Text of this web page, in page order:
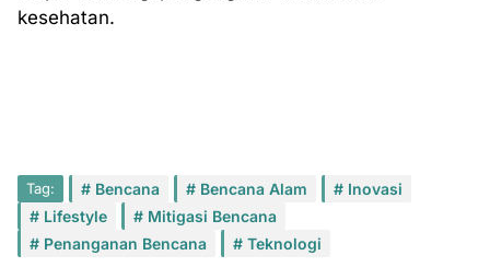
kesehatan.
Tag: Bencana Bencana Alam
Inovasi
Lifestyle
Mitigasi Bencana
Penanganan Bencana
Teknologi